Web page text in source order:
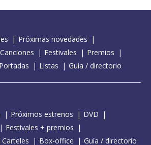
Próximas novedades
Canciones Festivales
Premios
Portadas Listas Guía / directorio
Próximos estrenos
DVD
Festivales + premios
Carteles Box-office Guía / directorio